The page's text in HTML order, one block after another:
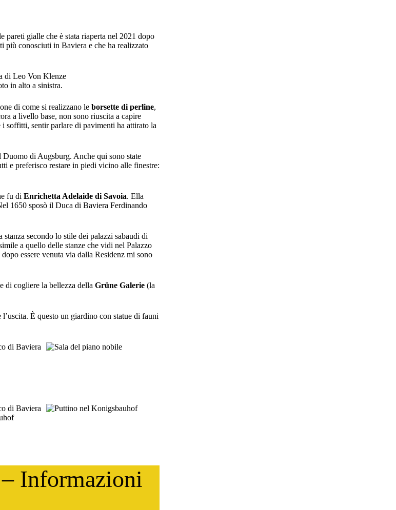
pareti gialle che è stata riaperta nel 2021 dopo
più conosciuti in Baviera e che ha realizzato
in alto a sinistra.
di come si realizzano le borsette di perline,
a livello base, non sono riuscita a capire
soffitti, sentir parlare di pavimenti ha attirato la
Duomo di Augsburg. Anche qui sono state
e preferisco restare in piedi vicino alle finestre:
fu di Enrichetta Adelaide di Savoia. Ella
1650 sposò il Duca di Baviera Ferdinando
secondo lo stile dei palazzi sabaudi di
a quello delle stanze che vidi nel Palazzo
essere venuta via dalla Residenz mi sono
di cogliere la bellezza della Grüne Galerie (la
È questo un giardino con statue di fauni
Informazioni